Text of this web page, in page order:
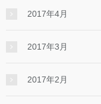
2017年4月
2017年3月
2017年2月